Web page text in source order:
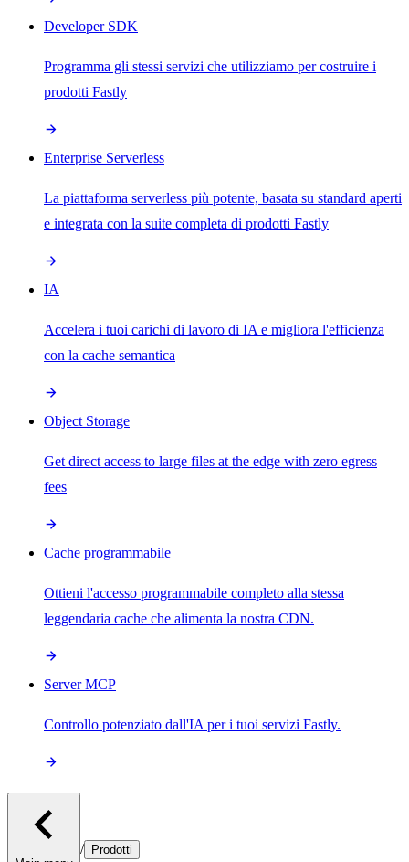
Developer SDK
Programma gli stessi servizi che utilizziamo per costruire i
prodotti Fastly
Enterprise Serverless
La piattaforma serverless più potente, basata su standard aperti
e integrata con la suite completa di prodotti Fastly
IA
Accelera i tuoi carichi di lavoro di IA e migliora l'efficienza
con la cache semantica
Object Storage
Get direct access to large files at the edge with zero egress
fees
Cache programmabile
Ottieni l'accesso programmabile completo alla stessa
leggendaria cache che alimenta la nostra CDN.
Server MCP
Controllo potenziato dall'IA per i tuoi servizi Fastly.
/ Prodotti